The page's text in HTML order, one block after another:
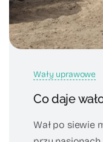
Wały uprawowe
Co daje
Wał po siewie